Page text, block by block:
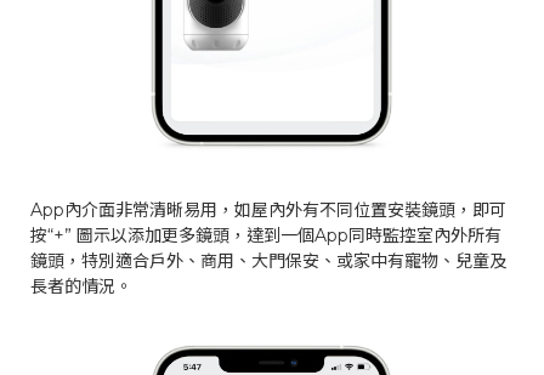
App內介面非常清晰易用，如屋內外有不同位置安裝鏡頭，即可
按“+” 圖示以添加更多鏡頭，達到一個App同時監控室內外所有
鏡頭，特別適合戶外、商用、大門保安、或家中有寵物、兒童及
長者的情況。